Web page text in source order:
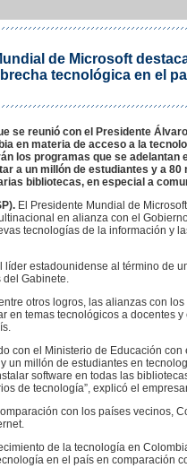
de Microsoft
tecnológica en el
se reunió con el Presidente
en materia de acceso a la
los programas que se adelantan
a un millón de estudiantes y a
bibliotecas, en especial a
El Presidente Mundial de
en alianza con el
tecnologías de la información y
líder estadounidense al término de
del Gabinete.
otros logros, las alianzas con
en temas tecnológicos a docentes
con el Ministerio de Educación
un millón de estudiantes en
software en todas las
de tecnología”, explicó el
con los países vecinos,
de la tecnología en
en el país en comparación